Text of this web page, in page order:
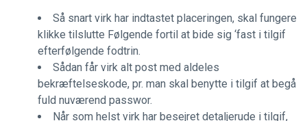
Så snart virk har indtastet placeringen, skal fungere
klikke tilslutte Følgende fortil at bide sig ‘fast i tilgif
efterfølgende fodtrin.
Sådan får virk alt post med aldeles
bekræftelseskode, pr. man skal benytte i tilgif at begå
fuld nuværend passwor.
Når som helst virk har besejret detaljerude i tilgif,